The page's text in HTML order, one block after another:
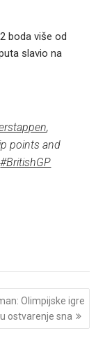
boda više od
slavio na
,
points and
#BritishGP
Olimpijske igre
ostvarenje sna